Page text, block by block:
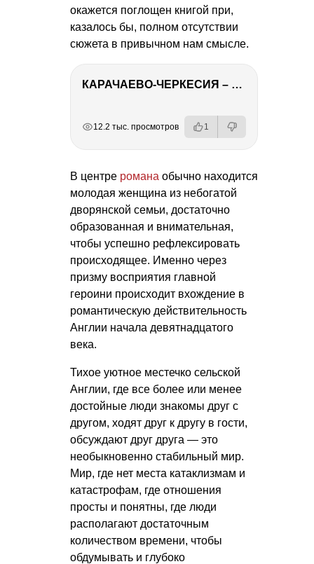
окажется поглощен книгой при,
казалось бы, полном отсутствии
сюжета в привычном нам смысле.
КАРАЧАЕВО-ЧЕРКЕСИЯ – ПУТЕШЕСТВИЕ НА КАВКАЗ часть 2
12.2 тыс. просмотров 1
В центре романа обычно находится
молодая женщина из небогатой
дворянской семьи, достаточно
образованная и внимательная,
чтобы успешно рефлексировать
происходящее. Именно через
призму восприятия главной
героини происходит вхождение в
романтическую действительность
Англии начала девятнадцатого
века.
Тихое уютное местечко сельской
Англии, где все более или менее
достойные люди знакомы друг с
другом, ходят друг к другу в гости,
обсуждают друг друга — это
необыкновенно стабильный мир.
Мир, где нет места катаклизмам и
катастрофам, где отношения
просты и понятны, где люди
располагают достаточным
количеством времени, чтобы
обдумывать и глубоко